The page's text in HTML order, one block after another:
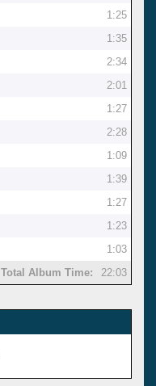
1:25
1:35
2:34
2:01
1:27
2:28
1:09
1:39
1:27
1:23
1:03
Total Album Time:
22:03